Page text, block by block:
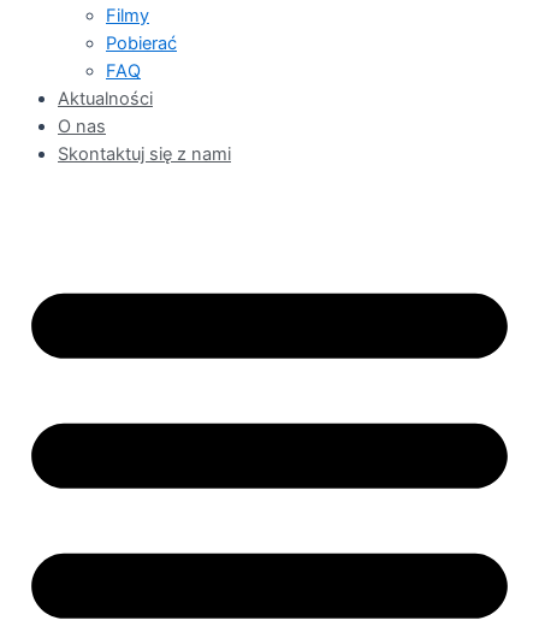
Filmy
Pobierać
FAQ
Aktualności
O nas
Skontaktuj się z nami